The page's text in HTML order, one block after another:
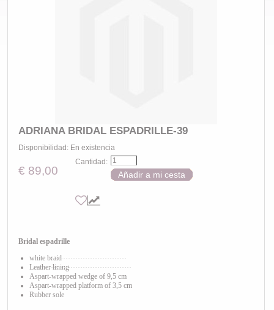
ADRIANA BRIDAL ESPADRILLE-39
Disponibilidad: En existencia
€ 89,00
Cantidad:
Añadir a mi cesta
Bridal espadrille
white braid
Leather lining
Aspart-wrapped wedge of 9,5 cm
Aspart-wrapped platform of 3,5 cm
Rubber sole